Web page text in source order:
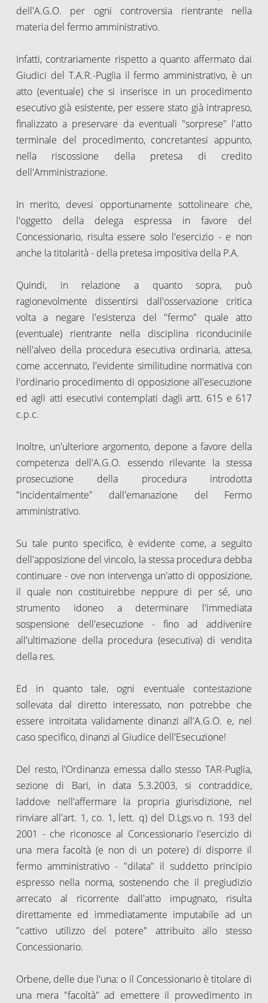
dell'A.G.O. per ogni controversia rientrante nella
materia del fermo amministrativo.
Infatti, contrariamente rispetto a quanto affermato dai
Giudici del T.A.R.-Puglia il fermo amministrativo, è un
atto (eventuale) che si inserisce in un procedimento
esecutivo già esistente, per essere stato già intrapreso,
finalizzato a preservare da eventuali "sorprese" l'atto
terminale del procedimento, concretantesi appunto,
nella riscossione della pretesa di credito
dell'Amministrazione.
In merito, devesi opportunamente sottolineare che,
l'oggetto della delega espressa in favore del
Concessionario, risulta essere solo l'esercizio - e non
anche la titolarità - della pretesa impositiva della P.A.
Quindi, in relazione a quanto sopra, può
ragionevolmente dissentirsi dall'osservazione critica
volta a negare l'esistenza del "fermo" quale atto
(eventuale) rientrante nella disciplina riconducinile
nell'alveo della procedura esecutiva ordinaria, attesa,
come accennato, l'evidente similitudine normativa con
l'ordinario procedimento di opposizione all'esecuzione
ed agli atti esecutivi contemplati dagli artt. 615 e 617
c.p.c.
Inoltre, un'ulteriore argomento, depone a favore della
competenza dell'A.G.O. essendo rilevante la stessa
prosecuzione della procedura introdotta
"incidentalmente" dall'emanazione del Fermo
amministrativo.
Su tale punto specifico, è evidente come, a seguito
dell'apposizione del vincolo, la stessa procedura debba
continuare - ove non intervenga un'atto di opposizione,
il quale non costituirebbe neppure di per sé, uno
strumento idoneo a determinare l'immediata
sospensione dell'esecuzione - fino ad addivenire
all'ultimazione della procedura (esecutiva) di vendita
della res.
Ed in quanto tale, ogni eventuale contestazione
sollevata dal diretto interessato, non potrebbe che
essere introitata validamente dinanzi all'A.G.O. e, nel
caso specifico, dinanzi al Giudice dell'Esecuzione!
Del resto, l'Ordinanza emessa dallo stesso TAR-Puglia,
sezione di Bari, in data 5.3.2003, si contraddice,
laddove nell'affermare la propria giurisdizione, nel
rinviare all'art. 1, co. 1, lett. q) del D.Lgs.vo n. 193 del
2001 - che riconosce al Concessionario l'esercizio di
una mera facoltà (e non di un potere) di disporre il
fermo amministrativo - "dilata" il suddetto principio
espresso nella norma, sostenendo che il pregiudizio
arrecato al ricorrente dall'atto impugnato, risulta
direttamente ed immediatamente imputabile ad un
"cattivo utilizzo del potere" attribuito allo stesso
Concessionario.
Orbene, delle due l'una: o il Concessionario è titolare di
una mera "facoltà" ad emettere il provvedimento in